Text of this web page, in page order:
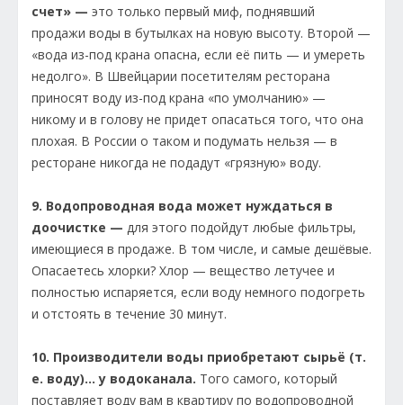
счет» — это только первый миф, поднявший
продажи воды в бутылках на новую высоту. Второй —
«вода из-под крана опасна, если её пить — и умереть
недолго». В Швейцарии посетителям ресторана
приносят воду из-под крана «по умолчанию» —
никому и в голову не придет опасаться того, что она
плохая. В России о таком и подумать нельзя — в
ресторане никогда не подадут «грязную» воду.
9. Водопроводная вода может нуждаться в
доочистке — для этого подойдут любые фильтры,
имеющиеся в продаже. В том числе, и самые дешёвые.
Опасаетесь хлорки? Хлор — вещество летучее и
полностью испаряется, если воду немного подогреть
и отстоять в течение 30 минут.
10. Производители воды приобретают сырьё (т.
е. воду)… у водоканала. Того самого, который
поставляет воду вам в квартиру по водопроводной